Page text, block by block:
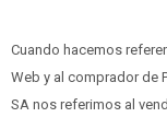
Cuando hacemos
Web y al comprador de
SA nos referimos al